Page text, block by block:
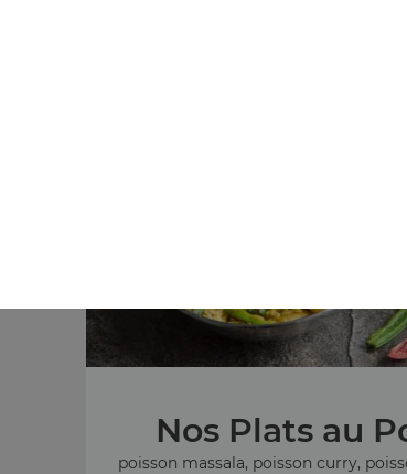
Nos Plats au
poisson massala, poisson curry,